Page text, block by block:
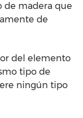
de madera que
de
del elemento
tipo de
ningún tipo